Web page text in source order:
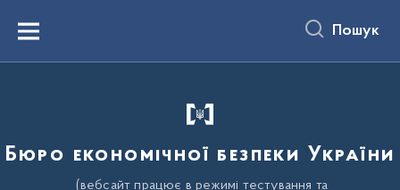
вмістуMenu Пошук
Бюро економічної безпеки України
(вебсайт працює в режимі тестування та